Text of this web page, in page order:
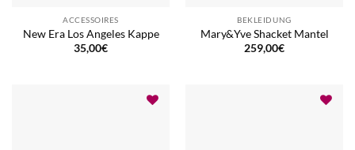
ACCESSOIRES
New Era Los Angeles Kappe
35,00€
BEKLEIDUNG
Mary&Yve Shacket Mantel
259,00€